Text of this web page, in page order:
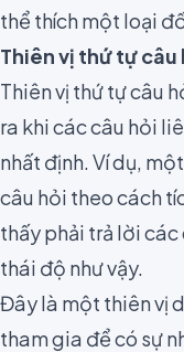
thể thích một loại
Thiên vị thứ tự
Thiên vị thứ tự câu
ra khi các câu hỏi
nhất định. Ví dụ,
câu hỏi theo cách
thấy phải trả lời
thái độ như vậy.
Đây là một thiên vị
tham gia để có sự